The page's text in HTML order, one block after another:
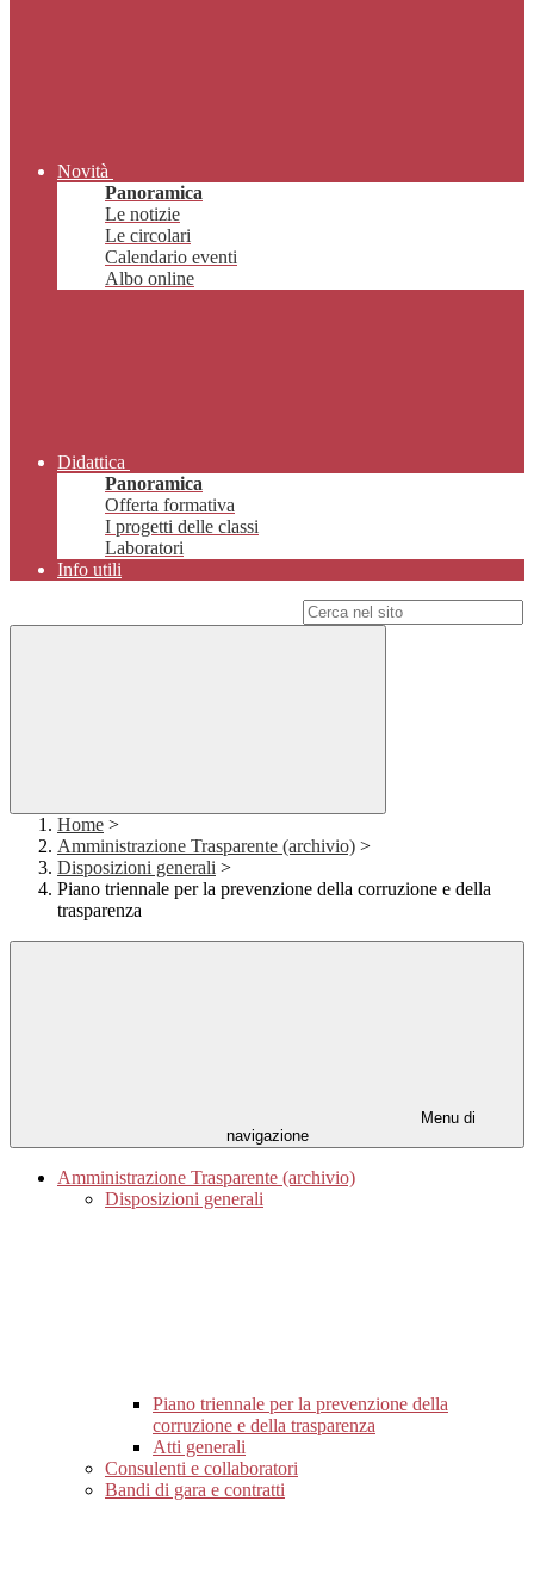
Novità
Panoramica
Le notizie
Le circolari
Calendario eventi
Albo online
Didattica
Panoramica
Offerta formativa
I progetti delle classi
Laboratori
Info utili
Home >
Amministrazione Trasparente (archivio) >
Disposizioni generali >
Piano triennale per la prevenzione della corruzione e della
trasparenza
Menu di
navigazione
Amministrazione Trasparente (archivio)
Disposizioni generali
Piano triennale per la prevenzione della
corruzione e della trasparenza
Atti generali
Consulenti e collaboratori
Bandi di gara e contratti